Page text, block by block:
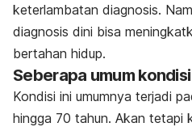
keterlambatan diagnosis.
diagnosis dini bisa
bertahan hidup.
Seberapa umum
Kondisi ini umumnya terjadi
hingga 70 tahun. Akan tetapi